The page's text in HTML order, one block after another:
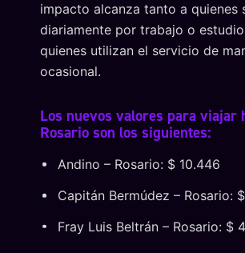
impacto alcanza tanto a quienes
diariamente por trabajo o
quienes utilizan el servicio de
ocasional.
Los nuevos valores para viajar
Rosario son los siguientes:
Andino – Rosario: $ 10.446
Capitán Bermúdez – Rosario:
Fray Luis Beltrán – Rosario: $